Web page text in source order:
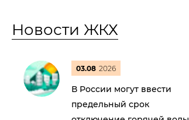
Новости ЖКХ
03.08 2026
В России могут ввести
предельный срок